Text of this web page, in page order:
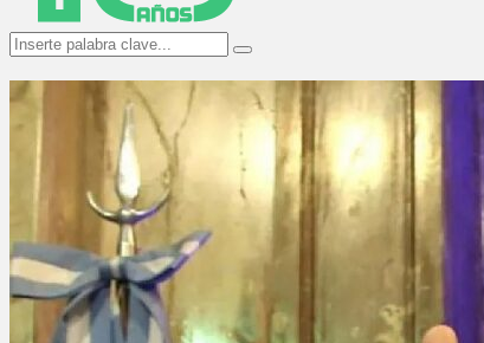
Search
for:
Search